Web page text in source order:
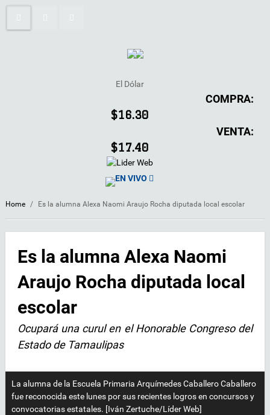
El Dólar
COMPRA:
$16.30
VENTA:
$17.40
EN VIVO
Home / Es la alumna Alexa Naomi Araujo Rocha diputada local escolar
Es la alumna Alexa Naomi
Araujo Rocha diputada local
escolar
Ocupará una curul en el Honorable Congreso del
Estado de Tamaulipas
La alumna de la Escuela Primaria Arquímedes Caballero Caballero
fue reconocida este lunes por sus recientes logros en concursos y
convocatorias estatales. [Iván Zertuche/Líder Web]